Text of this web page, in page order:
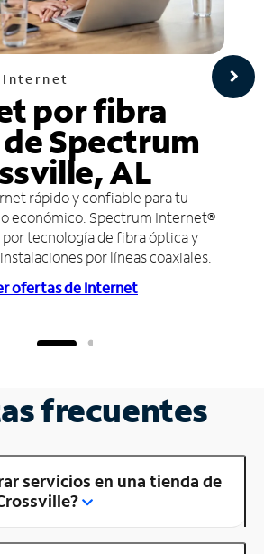
Internet
por fibra
Spectrum
AL
rápido y confiable para tu
económico. Spectrum Internet®
tecnología de fibra óptica y
por líneas coaxiales.
ofertas de Internet
frecuentes
servicios en una tienda de